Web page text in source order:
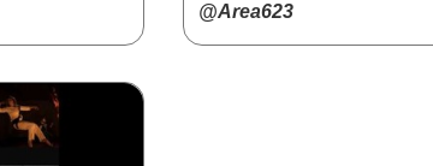
@Area623